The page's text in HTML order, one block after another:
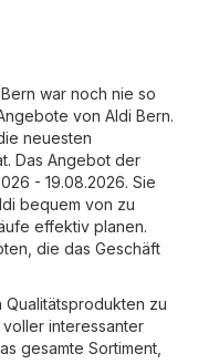
war noch nie so
von Aldi Bern.
neuesten
Das Angebot der
- 19.08.2026. Sie
bequem von zu
effektiv planen.
die das Geschäft
zu
interessanter
gesamte Sortiment,